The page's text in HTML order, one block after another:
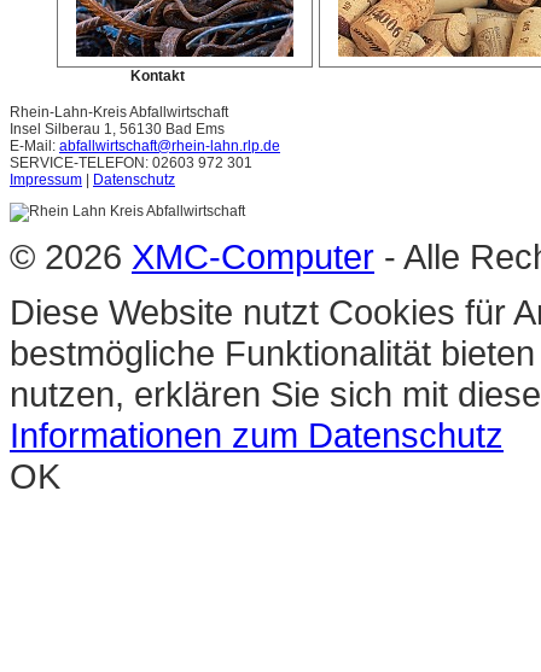
Kontakt
Rhein-Lahn-Kreis Abfallwirtschaft
Insel Silberau 1, 56130 Bad Ems
E-Mail: abfallwirtschaft@rhein-lahn.rlp.de
SERVICE-TELEFON: 02603 972 301
Impressum
Datenschutz
© 2026 XMC-Computer - Alle
Diese Website nutzt Cookies für
bestmögliche Funktionalität
nutzen, erklären Sie sich mit
Informationen zum Datenschutz
OK